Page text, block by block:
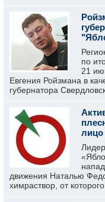
по
21
Евгения Ройзмана в
губернатора
лицо
движения Наталью
химраствор, от